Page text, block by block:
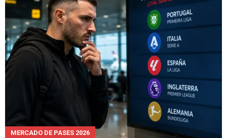
Huescas y Santi Giménez